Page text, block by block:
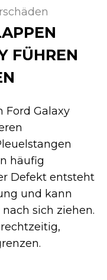
FÜHREN
Ford Galaxy
häufig
Defekt entsteht
und kann
sich ziehen.